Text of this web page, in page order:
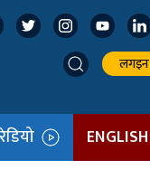
लगइन
रेडियो ENGLISH